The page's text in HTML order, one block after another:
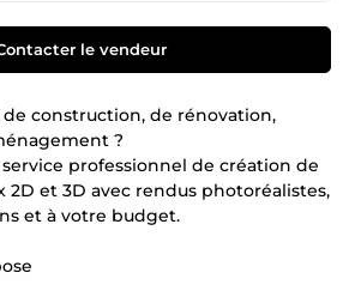
le vendeur
de construction, de rénovation,
?
professionnel de création de
2D et 3D avec rendus photoréalistes,
et à votre budget.